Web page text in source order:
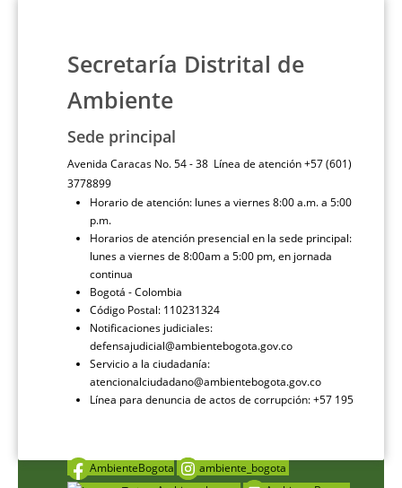
Secretaría Distrital de
Ambiente
Sede principal
Avenida Caracas No. 54 - 38 Línea de atención +57 (601)
3778899
Horario de atención: lunes a viernes 8:00 a.m. a 5:00
p.m.
Horarios de atención presencial en la sede principal:
lunes a viernes de 8:00am a 5:00 pm, en jornada
continua
Bogotá - Colombia
Código Postal: 110231324
Notificaciones judiciales:
defensajudicial@ambientebogota.gov.co
Servicio a la ciudadanía:
atencionalciudadano@ambientebogota.gov.co
Línea para denuncia de actos de corrupción: +57 195
AmbienteBogota
ambiente_bogota